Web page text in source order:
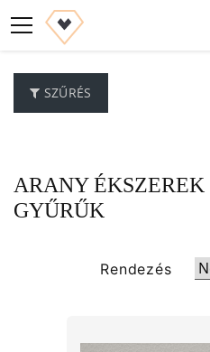
SZŰRÉS
ARANY ÉKSZEREK
GYŰRŰK
Rendezés